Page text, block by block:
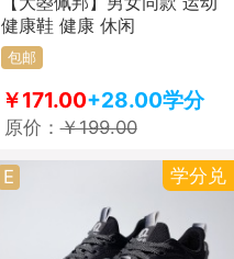
健康鞋 健康 休闲
包邮
￥171.00+28.00学分
原价：￥199.00
E 学分兑